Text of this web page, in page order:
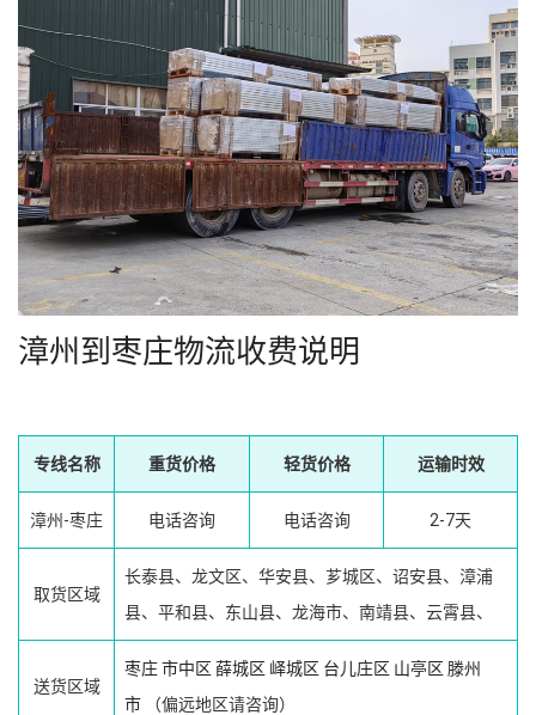
漳州到枣庄物流收费说明
专线名称 重货价格 轻货价格 运输时效
漳州-枣庄 电话咨询 电话咨询 2-7天
取货区域
长泰县、龙文区、华安县、芗城区、诏安县、漳浦
县、平和县、东山县、龙海市、南靖县、云霄县、
送货区域
枣庄市中区 薛城区 峄城区 台儿庄区 山亭区 滕州
市 （偏远地区请咨询）